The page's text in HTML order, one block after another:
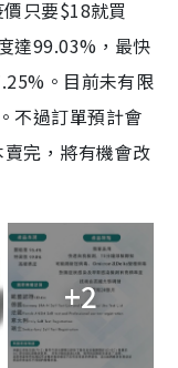
只要$18就買
達99.03%，最快
。目前未有限
不過訂單預計會
完，將有機會改
+2